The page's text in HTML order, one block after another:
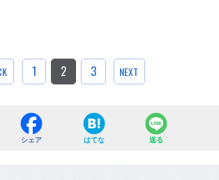
1 2 3 NEXT
シェア はてな 送る